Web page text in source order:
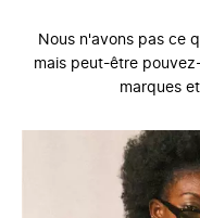
Nous n'avons pas ce
mais peut-être
marques